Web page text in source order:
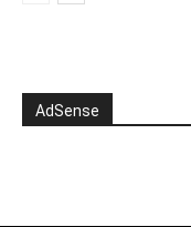
AdSense